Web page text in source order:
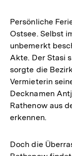
Persönliche
Ostsee. Selbst
unbemerkt
Akte. Der Stasi
sorgte die
Vermieterin
Decknamen
Rathenow aus
erkennen.
Doch die